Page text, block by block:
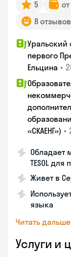
5
8 отзывов
Уральский
первого
Ельцина •
«СКАЕНГ») •
Обладает
TESOL
Живет в
языка
Читать дальше
Услуги и